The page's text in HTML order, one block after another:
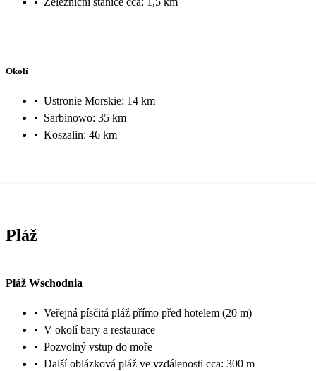
Okolí
• Ustronie Morskie: 14 km
• Sarbinowo: 35 km
• Koszalin: 46 km
Pláž
Pláž Wschodnia
• Veřejná písčitá pláž přímo před hotelem (20 m)
• V okolí bary a restaurace
• Pozvolný vstup do moře
• Další oblázková pláž ve vzdálenosti cca: 300 m